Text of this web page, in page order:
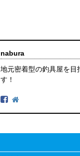
nabura
地元密着型の釣具屋を目
す！